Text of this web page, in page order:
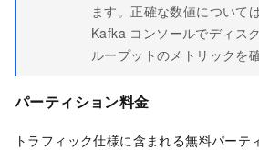
ます。正確な数値について
Kafka コンソールでディス
ループットのメトリックを
パーティション料金
トラフィック仕様に含まれる無料パーテ